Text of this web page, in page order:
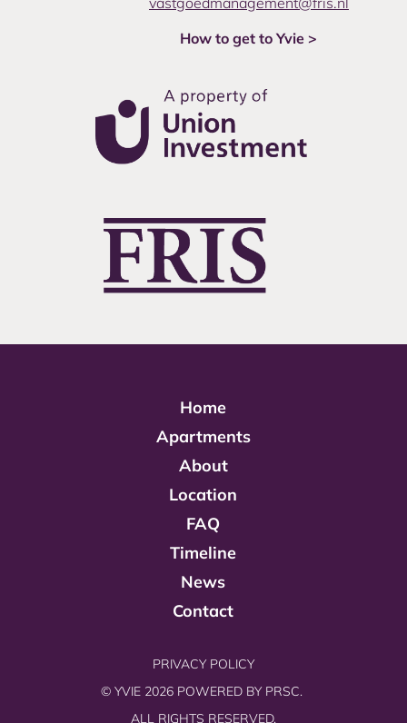
How to get to Yvie >
Home
Apartments
About
Location
FAQ
Timeline
News
Contact
PRIVACY POLICY
© YVIE 2026 POWERED BY PRSC.
ALL RIGHTS RESERVED.